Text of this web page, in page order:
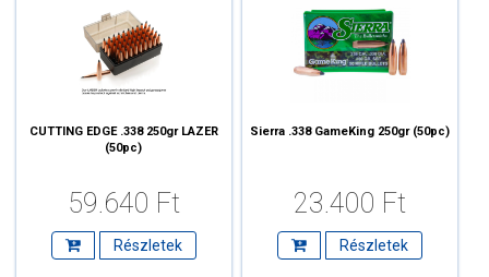
CUTTING EDGE .338 250gr LAZER
(50pc)
59.640 Ft
Részletek
Sierra .338 GameKing 250gr (50pc)
23.400 Ft
Részletek